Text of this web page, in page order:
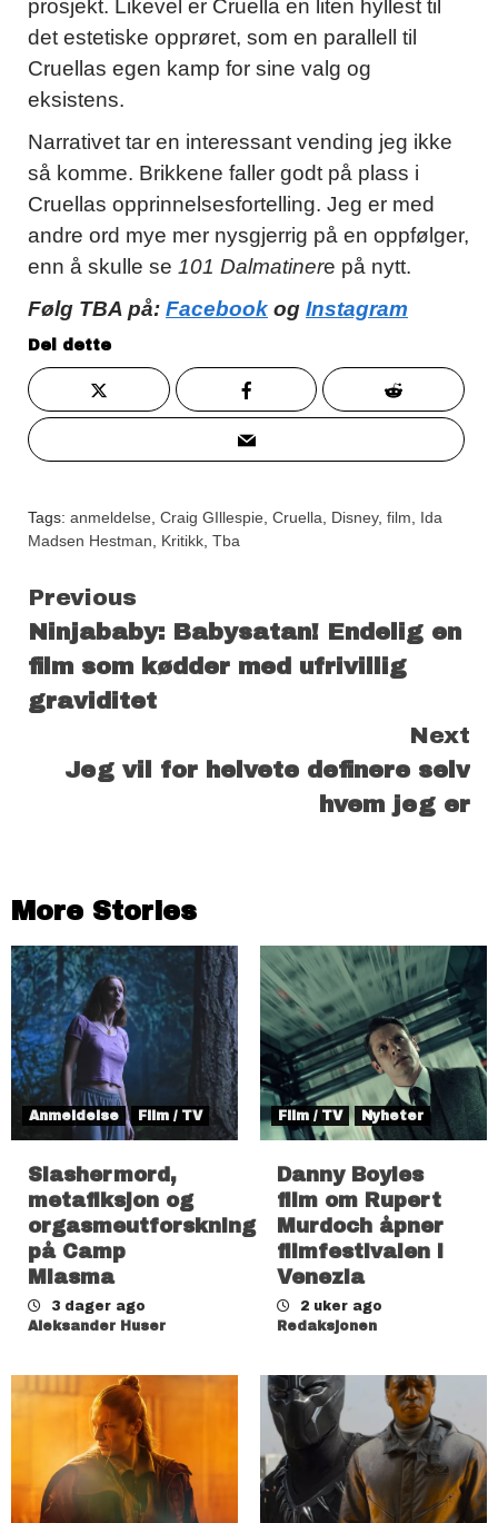
prosjekt. Likevel er Cruella en liten hyllest til
det estetiske opprøret, som en parallell til
Cruellas egen kamp for sine valg og
eksistens.
Narrativet tar en interessant vending jeg ikke
så komme. Brikkene faller godt på plass i
Cruellas opprinnelsesfortelling. Jeg er med
andre ord mye mer nysgjerrig på en oppfølger,
enn å skulle se 101 Dalmatinere på nytt.
Følg TBA på: Facebook og Instagram
Del dette
Tags: anmeldelse, Craig GIllespie, Cruella, Disney, film, Ida
Madsen Hestman, Kritikk, Tba
Continue
Reading
Previous
Ninjababy: Babysatan! Endelig en
film som kødder med ufrivillig
graviditet
Next
Jeg vil for helvete definere selv
hvem jeg er
More Stories
Anmeldelse Film / TV
Slashermord,
metafiksjon og
orgasmeutforskning
på Camp
Miasma
3 dager ago
Aleksander Huser
Film / TV Nyheter
Danny Boyles
film om Rupert
Murdoch åpner
filmfestivalen i
Venezia
2 uker ago
Redaksjonen